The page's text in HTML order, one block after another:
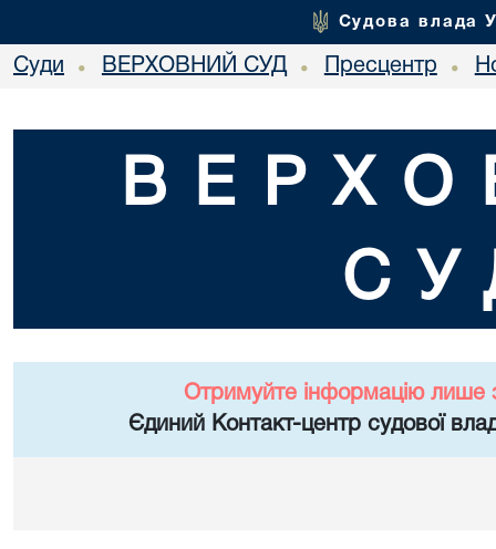
Судова влада
Суди • ВЕРХОВНИЙ СУД • Пресцентр •
Отримуйте інформацію лише
Єдиний Контакт-центр судової